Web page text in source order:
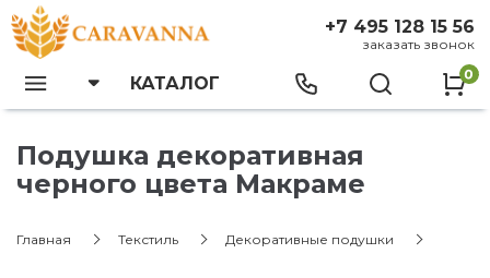
+7 495 128 15 56
заказать звонок
КАТАЛОГ 0
Подушка декоративная
черного цвета Макраме
Главная Текстиль Декоративные подушки